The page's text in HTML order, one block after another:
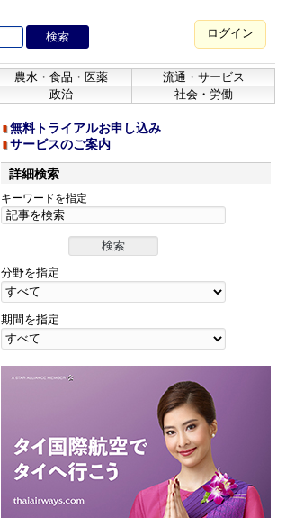
ログイン
農水・食品・医薬
流通・サービス
政治 社会・労働
無料トライアルお申し込み
サービスのご案内
詳細検索
キーワードを指定
分野を指定
期間を指定